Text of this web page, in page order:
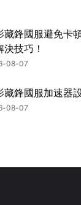
藏鋒國服避免卡
決技巧！
08-07
藏鋒國服加速器
08-07